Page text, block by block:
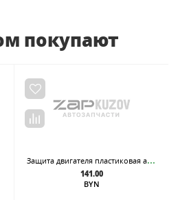
покупают
Защ
ита двигателя пластиковая арки колеса лев Duster
141.00
BYN